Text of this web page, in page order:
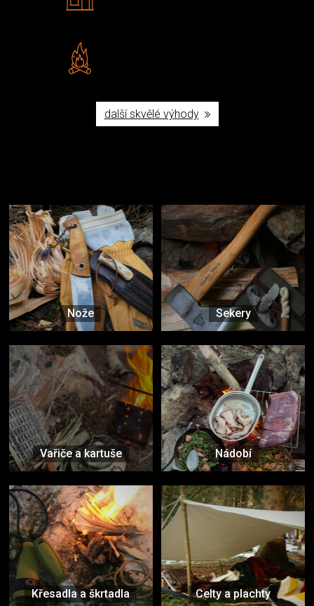
další skvělé výhody
Nože Sekery
Vařiče a kartuše Nádobí
Křesadla a škrtadla Celty a plachty